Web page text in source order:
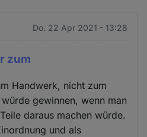
Do. 22 Apr 2021 - 13:28
zum
Handwerk, nicht zum
gewinnen, wenn man
daraus machen würde.
und als